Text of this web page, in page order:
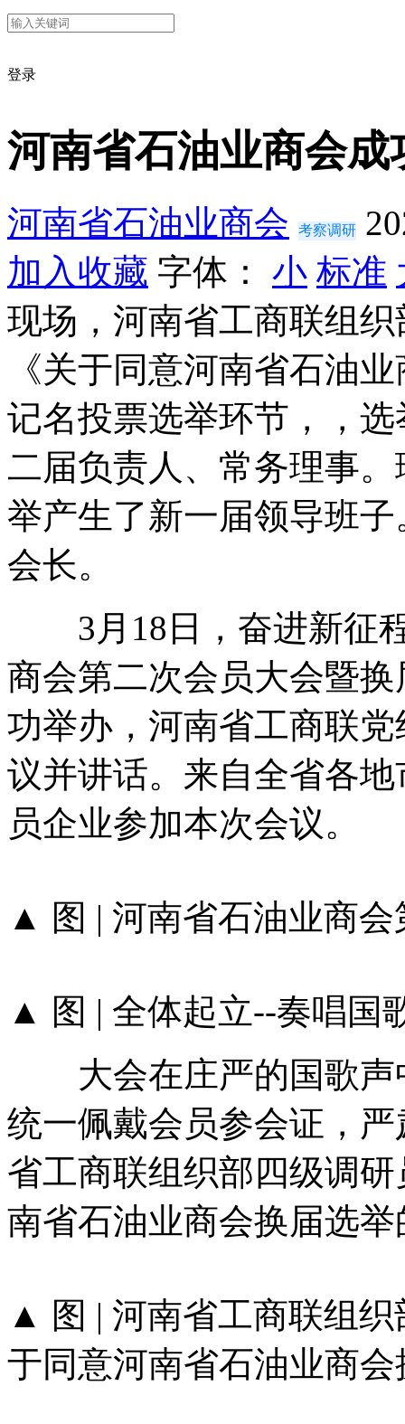
登录
河南省石油业商会
河南省石油业商会 考察调研
加入收藏 字体： 小 标准
现场，河南省工商联组
《关于同意河南省石油
记名投票选举环节，，
二届负责人、常务理事
举产生了新一届领导班
会长。
3月18日，奋进新征程
商会第二次会员大会暨
功举办，河南省工商联
议并讲话。来自全省各
员企业参加本次会议。
▲ 图 | 河南省石油业商
▲ 图 | 全体起立--奏唱国
大会在庄严的国歌声
统一佩戴会员参会证，
省工商联组织部四级调
南省石油业商会换届选
▲ 图 | 河南省工商联组
于同意河南省石油业商